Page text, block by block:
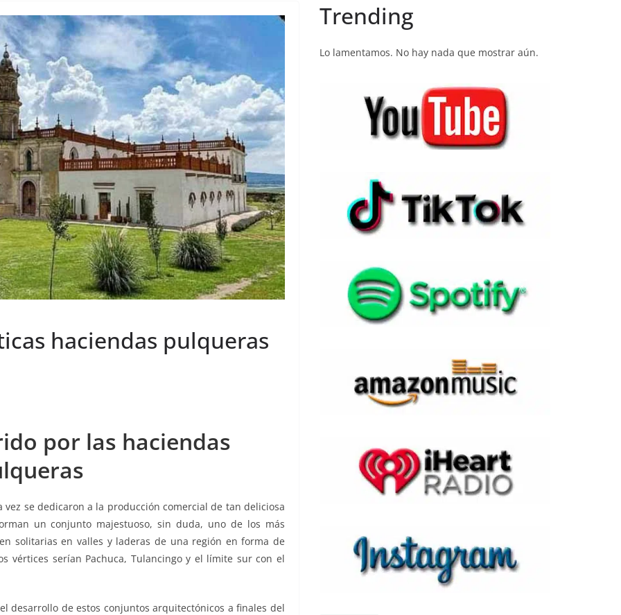
haciendas pulqueras
por las haciendas
se dedicaron a la producción comercial de tan deliciosa
un conjunto majestuoso, sin duda, uno de los más
solitarias en valles y laderas de una región en forma de
vértices serían Pachuca, Tulancingo y el límite sur con el
desarrollo de estos conjuntos arquitectónicos a finales del
Trending
Lo lamentamos. No hay nada que mostrar aún.